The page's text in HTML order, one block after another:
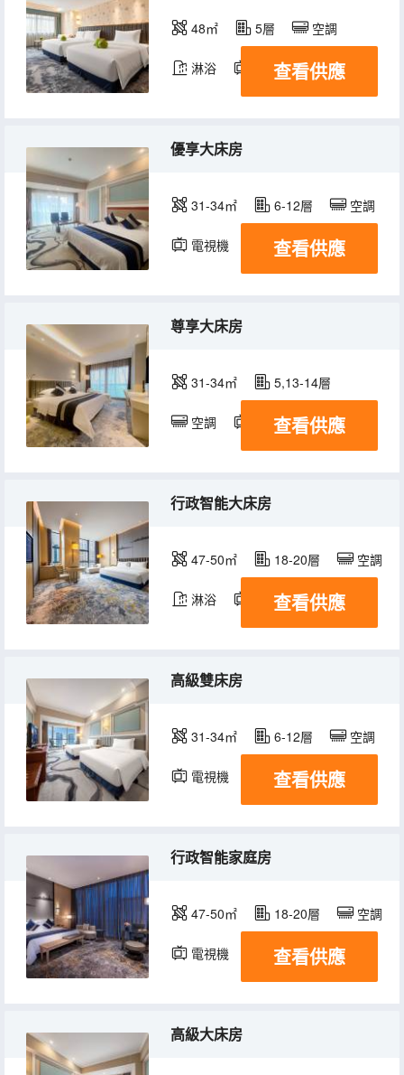
48㎡ 5層 空調
淋浴 電視機
查看供應
優享大床房
31-34㎡ 6-12層 空調
電視機 查看供應
尊享大床房
31-34㎡ 5,13-14層
空調 電視機
查看供應
行政智能大床房
47-50㎡ 18-20層 空調
淋浴 電視機
查看供應
高級雙床房
31-34㎡ 6-12層 空調
電視機 查看供應
行政智能家庭房
47-50㎡ 18-20層 空調
電視機 查看供應
高級大床房